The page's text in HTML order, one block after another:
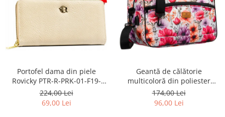
Portofel dama din piele
Rovicky PTR-R-PRK-01-F19-
2757 BE
224,00 Lei
69,00 Lei
Geantă de călătorie
multicoloră din poliester
rezistent cu port USB,
acoperită cu un model vegetal
- Rovicky PTR-R-TL15608-8831
174,00 Lei
96,00 Lei